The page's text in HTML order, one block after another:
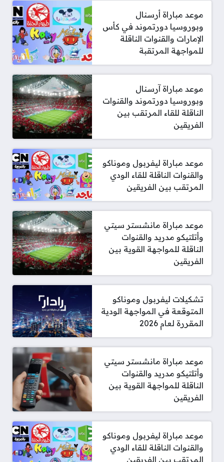
موعد مباراة أرسنال
وبوروسيا دورتموند في كأس
الإمارات والقنوات الناقلة
للمواجهة المرتقبة
موعد مباراة آرسنال
وبوروسيا دورتموند والقنوات
الناقلة للقاء المرتقب بين
الفريقين
موعد مباراة ليفربول وموناكو
والقنوات الناقلة للقاء الودي
المرتقب بين الفريقين
موعد مباراة مانشستر سيتي
وأتلتيكو مدريد والقنوات
الناقلة للمواجهة القوية بين
الفريقين
تشكيلات ليفربول وموناكو
المتوقعة في المواجهة الودية
المقررة لعام 2026
موعد مباراة مانشستر سيتي
وأتلتيكو مدريد والقنوات
الناقلة للمواجهة القوية بين
الفريقين
موعد مباراة ليفربول وموناكو
والقنوات الناقلة للقاء الودي
المرتقب بين الفريقين